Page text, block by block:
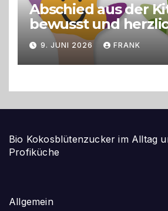
Abschied aus der
bewusst und
gestalten
9. JUNI 2026 FRANK
Bio Kokosblütenzucker im Alltag
Profiküche
Allgemein